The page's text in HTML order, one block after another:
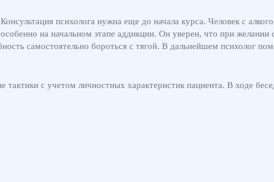
Консультация психолога нужна еще до начала курса. Человек с
особенно на начальном этапе аддикции. Он уверен, что при желании
самостоятельно бороться с тягой. В дальнейшем психолог
с учетом личностных характеристик пациента. В ходе